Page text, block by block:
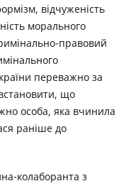
відчуженість
морального
правовий
переважно за
що
особа, яка вчинила
раніше до
колаборанта з